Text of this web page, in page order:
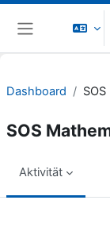
Zum Hauptinhalt
Website-
Dashboard
SOS
Aktivität